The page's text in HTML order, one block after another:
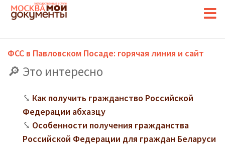
ФСС в Павловском Посаде: горячая линия и сайт
Это интересно
Как получить гражданство Российской
Федерации абхазцу
Особенности получения гражданства
Российской Федерации для граждан Беларуси